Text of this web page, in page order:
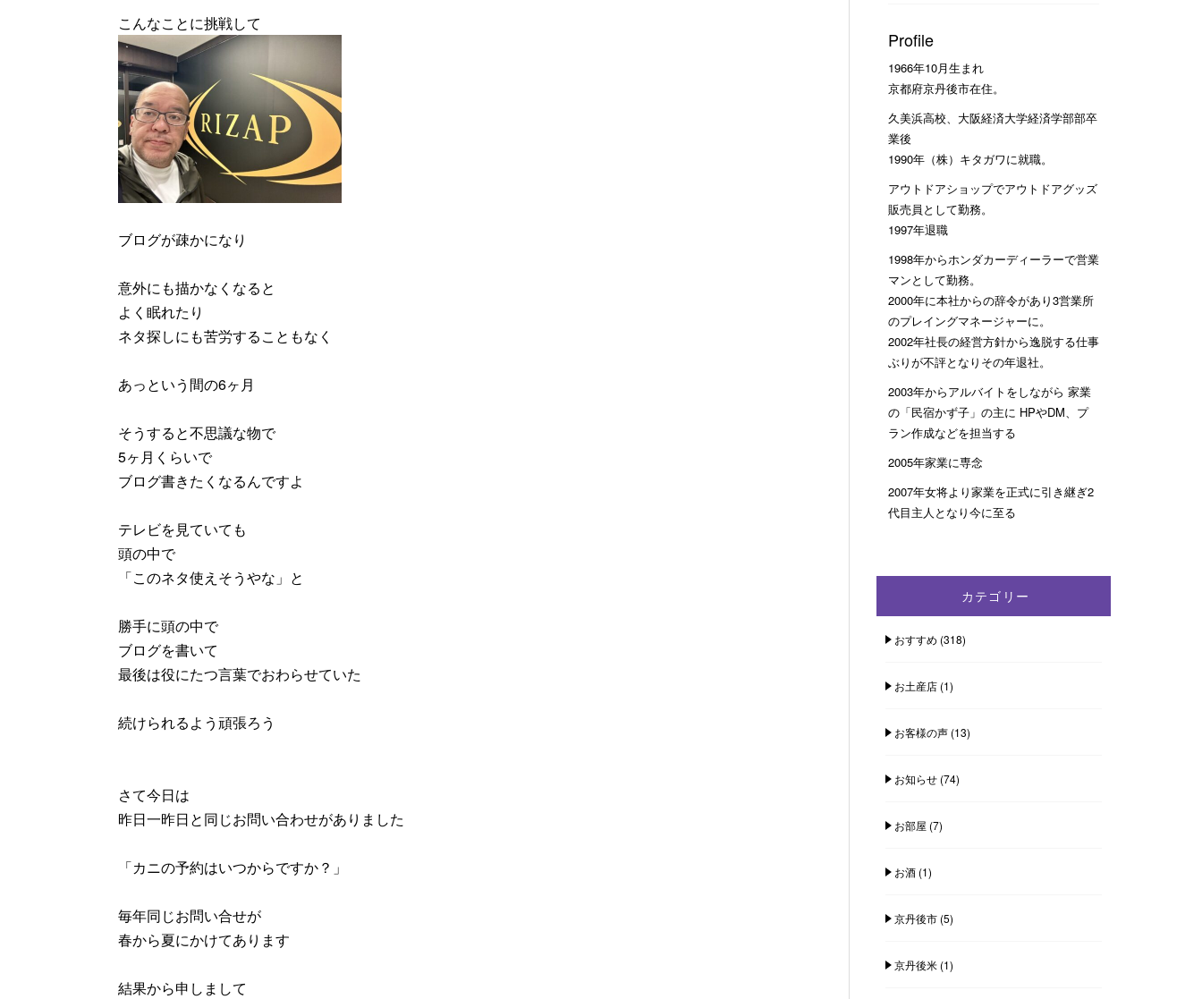
こんなことに挑戦して
ブログが疎かになり
意外にも描かなくなると
よく眠れたり
ネタ探しにも苦労することもなく
あっという間の6ヶ月
そうすると不思議な物で
5ヶ月くらいで
ブログ書きたくなるんですよ
テレビを見ていても
頭の中で
「このネタ使えそうやな」と
勝手に頭の中で
ブログを書いて
最後は役にたつ言葉でおわらせていた
続けられるよう頑張ろう
さて今日は
昨日一昨日と同じお問い合わせがありました
「カニの予約はいつからですか？」
毎年同じお問い合せが
春から夏にかけてあります
結果から申しまして
Profile
1966年10月生まれ
京都府京丹後市在住。
久美浜高校、大阪経済大学経済学部部卒
業後
1990年（株）キタガワに就職。
アウトドアショップでアウトドアグッズ
販売員として勤務。
1997年退職
1998年からホンダカーディーラーで営業
マンとして勤務。
2000年に本社からの辞令があり3営業所
のプレイングマネージャーに。
2002年社長の経営方針から逸脱する仕事
ぶりが不評となりその年退社。
2003年からアルバイトをしながら 家業
の「民宿かず子」の主に HPやDM、プ
ラン作成などを担当する
2005年家業に専念
2007年女将より家業を正式に引き継ぎ2
代目主人となり今に至る
カテゴリー
おすすめ (318)
お土産店(1)
お客様の声(13)
お知らせ(74)
お部屋 (7)
お酒(1)
京丹後市(5)
京丹後米(1)